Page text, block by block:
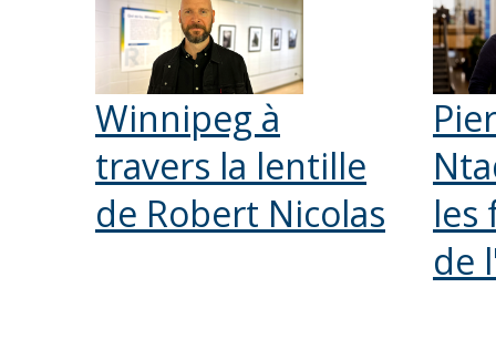
Winnipeg à
travers la lentille
de Robert Nicolas
les
de